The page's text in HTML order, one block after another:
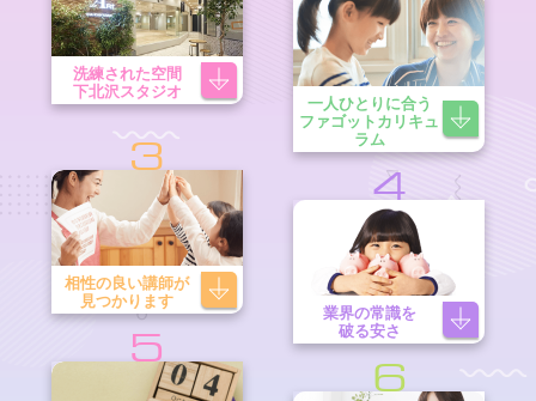
洗練された空間
下北沢スタジオ
一人ひとりに合う
ファゴットカリキュ
ラム
3
相性の良い講師が
見つかります
4
業界の常識を
破る安さ
5
6